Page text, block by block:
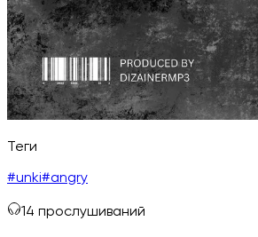
Теги
#unki#angry
14 прослушиваний